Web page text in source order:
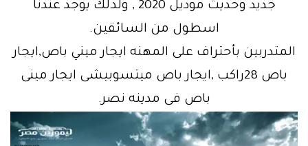
جديد وحديث موديل 2020 , ولذلك يوجد عندنا
اسطول من السائقين.
المتدربين بأحتراف على المهنه ايجار ميني باص,ايجار
باص 28راكب ,ايجار باص ميتسوبيشى ايجار مينى
باص فى مدينه نصر.